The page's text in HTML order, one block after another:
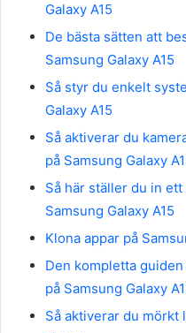
Galaxy A15
De bästa sätten att
Samsung Galaxy A15
Så styr du enkelt
Galaxy A15
Så aktiverar du
på Samsung Galaxy
Så här ställer du in
Samsung Galaxy A15
Klona appar på
Den kompletta
på Samsung Galaxy
Så aktiverar du mörkt